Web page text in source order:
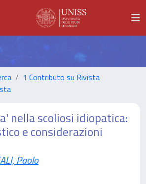
1 Contributo su Rivista
nella scoliosi idiopatica:
e considerazioni
Paolo